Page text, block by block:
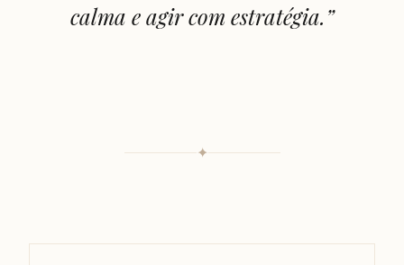
calma e agir com estratégia.”
✦